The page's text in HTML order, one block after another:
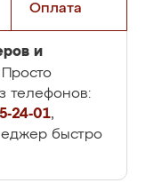
Оплата
и
телефонов:
24-01,
быстро